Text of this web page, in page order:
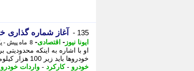
135 - آغاز شماره گذاری
ایونا نیوز - اقتصادی- 8 ماه پیش - یکشنبه 23 آذر 1404، 12:01
خودروها باید زیر 100 هزار کیلومتر باشد و کشور سازنده خودرو آمریکا نباشد. ...
خودرو -کارکرد - واردات خودرو